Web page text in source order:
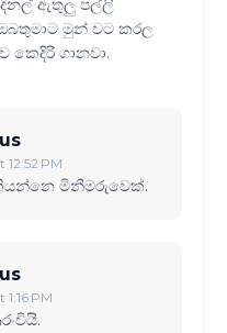
මුන් වට කරල
කෙදිරි ගානවා.
12:52 PM
මිනීමරුවෙක්.
PM